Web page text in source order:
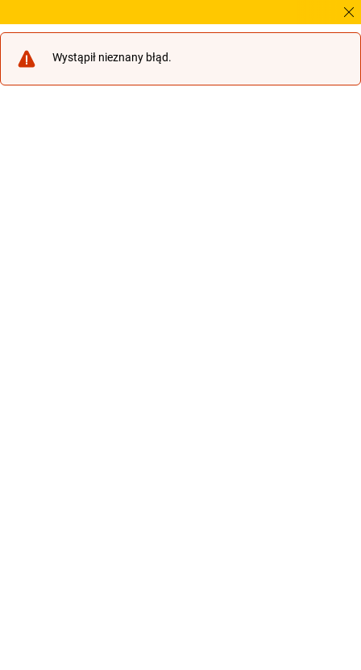
Wystąpił nieznany błąd.